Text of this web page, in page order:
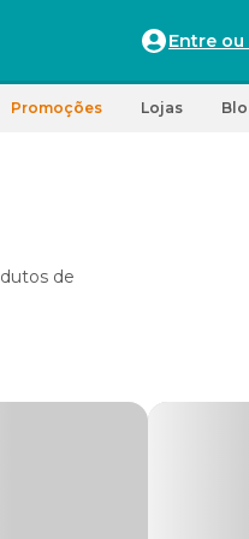
Entre
Promoções Lojas
de